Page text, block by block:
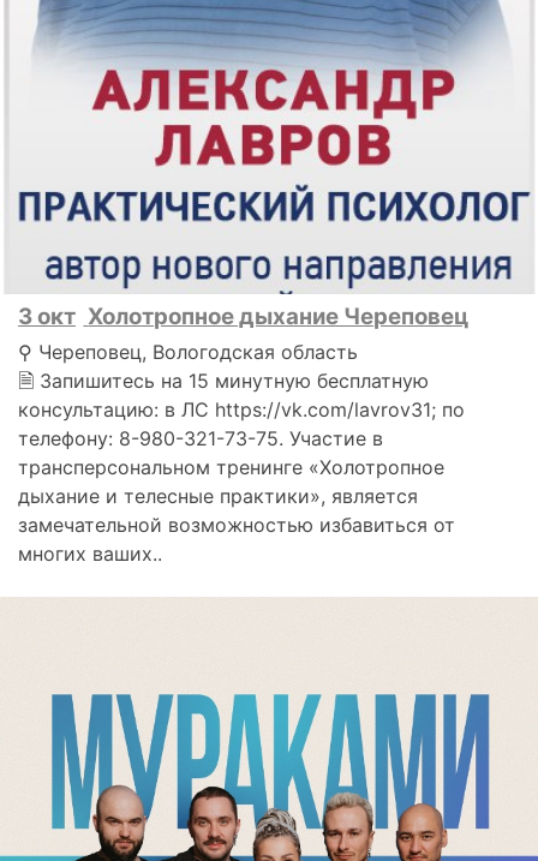
3 окт Холотропное дыхание Череповец
⚲ Череповец, Вологодская область
🗎 Запишитесь на 15 минутную бесплатную
консультацию: в ЛС https://vk.com/lavrov31; по
телефону: 8-980-321-73-75. Участие в
трансперсональном тренинге «Холотропное
дыхание и телесные практики», является
замечательной возможностью избавиться от
многих ваших..